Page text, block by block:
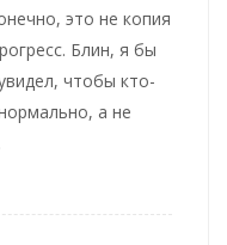
это не копия
Блин, я бы
чтобы кто-
а не